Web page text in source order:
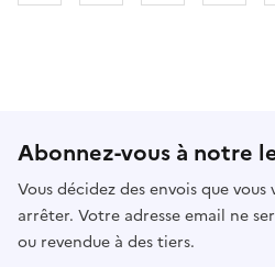
Abonnez-vous à notre
Vous décidez des envois que
arrêter. Votre adresse email ne
ou revendue à des tiers.